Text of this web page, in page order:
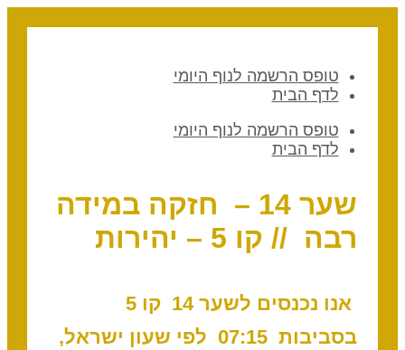
טופס הרשמה לנוף היומי
לדף הבית
טופס הרשמה לנוף היומי
לדף הבית
שער 14 – חזקה במידה
רבה // קו 5 – יהירות
אנו נכנסים לשער 14 קו 5
בסביבות 07:15 לפי שעון ישראל,